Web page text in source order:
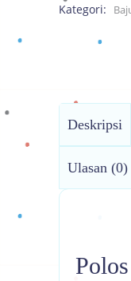
Kategori:
Deskripsi
Ulasan (0)